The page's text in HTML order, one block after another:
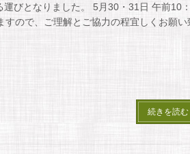
びとなりました。 5月30・31日 午前10：
ので、ご理解とご協力の程宜しくお願い
続きを読む